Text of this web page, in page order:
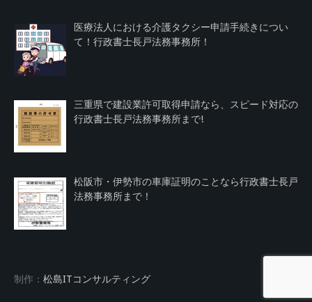
医療法人における介護タクシー申請手続きについ
て！行政書士長戸法務事務所！
三重県で建設業許可取得申請なら、スピード対応の
行政書士長戸法務事務所まで!
松阪市・伊勢市の車庫証明のことなら行政書士長戸
法務事務所まで！
制作： 松島ITコンサルティング